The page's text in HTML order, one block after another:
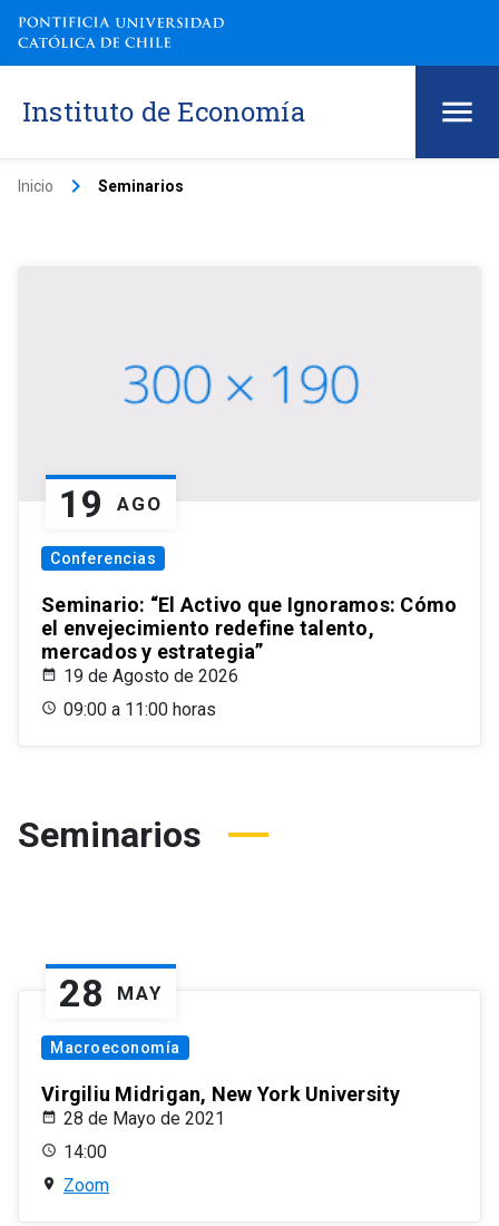
Instituto de Economía
Inicio keyboard_arrow_right Seminarios
19 AGO
Conferencias
Seminario: “El Activo que Ignoramos: Cómo
el envejecimiento redefine talento,
mercados y estrategia”
19 de Agosto de 2026
09:00 a 11:00 horas
Seminarios
28 MAY
Macroeconomía
Virgiliu Midrigan, New York University
28 de Mayo de 2021
14:00
Zoom